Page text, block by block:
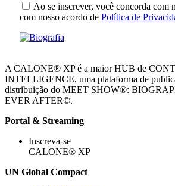
Ao se inscrever, você concorda com
com nosso acordo de Política de
A CALONE® XP é a maior HUB de
INTELLIGENCE, uma plataforma de
distribuição do MEET SHOW®:
EVER AFTER©.
Portal & Streaming
Inscreva-se
CALONE® XP
UN Global Compact